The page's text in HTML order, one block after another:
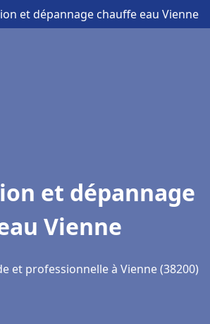
et dépannage chauffe eau Vienne
et dépannage
Vienne
et professionnelle à Vienne (38200)